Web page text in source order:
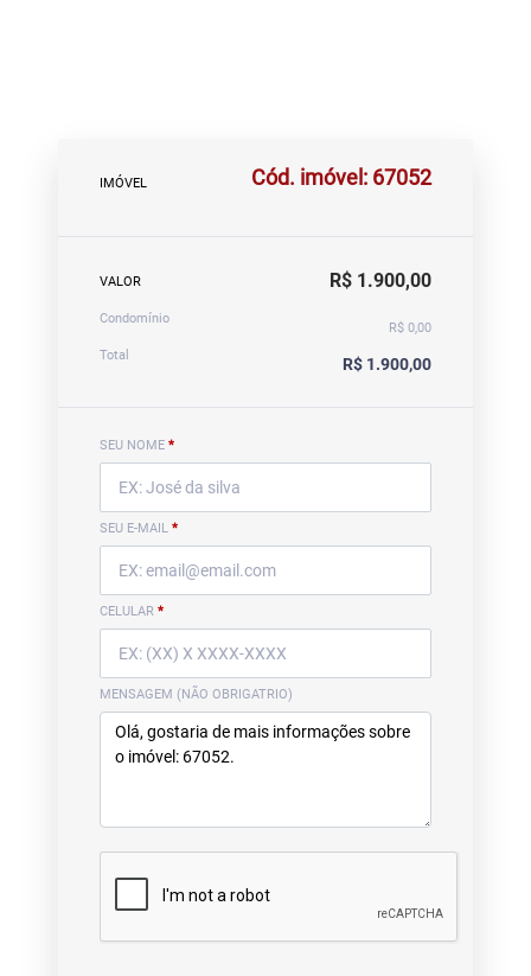
IMÓVEL Cód. imóvel: 67052
VALOR R$ 1.900,00
Condomínio
R$ 0,00
Total
R$ 1.900,00
SEU NOME *
SEU E-MAIL *
CELULAR *
MENSAGEM (NÃO OBRIGATRIO)